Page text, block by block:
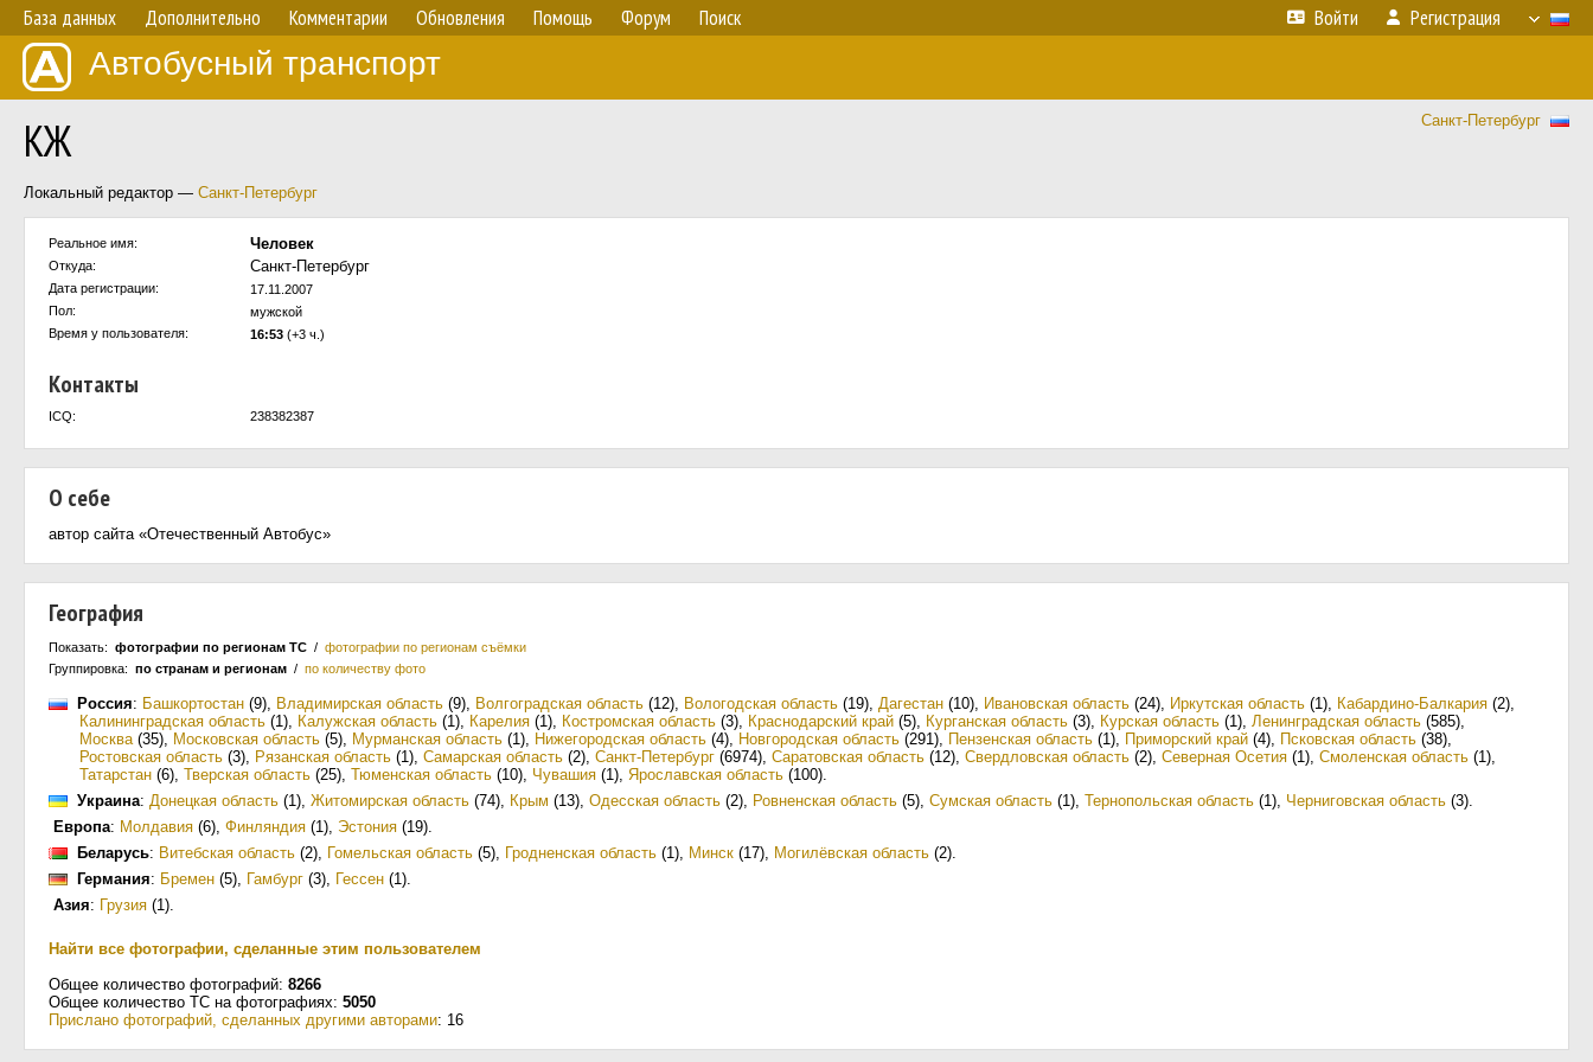
База данных Дополнительно Комментарии Обновления Помощь Форум Поиск Войти Регистрация
Автобусный транспорт
Санкт-Петербург
КЖ
Локальный редактор — Санкт-Петербург
Реальное имя: Человек
Откуда: Санкт-Петербург
Дата регистрации:
17.11.2007
Пол:
мужской
Время у пользователя:
16:53 (+3 ч.)
Контакты
ICQ: 238382387
О себе
автор сайта «Отечественный Автобус»
География
Показать: фотографии по регионам ТС / фотографии по регионам съёмки
Группировка: по странам и регионам / по количеству фото
Россия: Башкортостан (9), Владимирская область (9), Волгоградская область (12), Вологодская область (19), Дагестан (10), Ивановская область (24), Иркутская область (1), Кабардино-Балкария (2),
Калининградская область (1), Калужская область (1), Карелия (1), Костромская область (3), Краснодарский край (5), Курганская область (3), Курская область (1), Ленинградская область (585),
Москва(35), Московская область (5), Мурманская область (1), Нижегородская область (4), Новгородская область (291), Пензенская область (1), Приморский край (4), Псковская область (38),
Ростовская область (3), Рязанская область (1), Самарская область (2), Санкт-Петербург (6974), Саратовская область (12), Свердловская область (2), Северная Осетия (1), Смоленская область (1),
Татарстан (6), Тверская область (25), Тюменская область (10), Чувашия (1), Ярославская область (100).
Украина: Донецкая область (1), Житомирская область (74), Крым (13), Одесская область (2), Ровненская область (5), Сумская область (1), Тернопольская область (1), Черниговская область (3).
Европа: Молдавия (6), Финляндия (1), Эстония (19).
Беларусь: Витебская область (2), Гомельская область (5), Гродненская область (1), Минск (17), Могилёвская область (2).
Германия: Бремен (5), Гамбург (3), Гессен (1).
Азия: Грузия (1).
Найти все фотографии, сделанные этим пользователем
Общее количество фотографий: 8266
Общее количество ТС на фотографиях: 5050
Прислано фотографий, сделанных другими авторами: 16